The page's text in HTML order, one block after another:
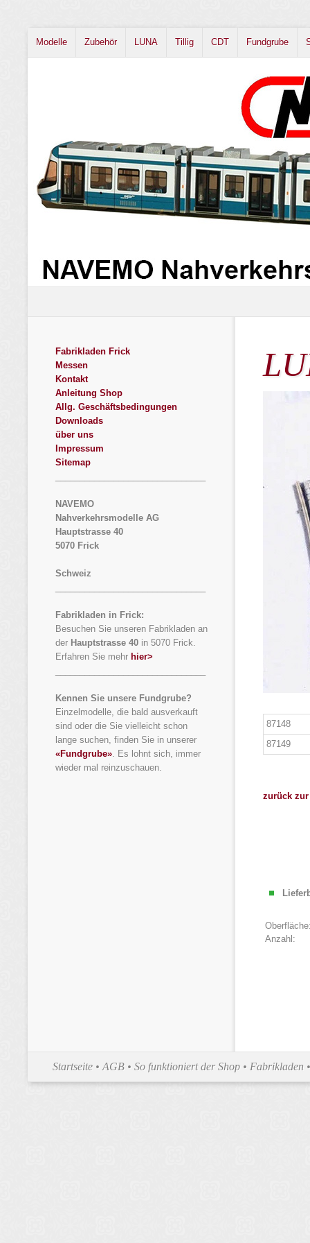
Modelle Zubehör LUNA Tillig CDT Fundgrube
Fabrikladen Frick
Messen
Kontakt
Anleitung Shop
Allg. Geschäftsbedingungen
Downloads
über uns
Impressum
Sitemap
NAVEMO
Nahverkehrsmodelle AG
Hauptstrasse 40
5070 Frick
Schweiz
Fabrikladen in Frick:
Besuchen Sie unseren Fabrikladen an
der Hauptstrasse 40 in 5070 Frick.
Erfahren Sie mehr hier>
Kennen Sie unsere Fundgrube?
Einzelmodelle, die bald ausverkauft
sind oder die Sie vielleicht schon
lange suchen, finden Sie in unserer
«Fundgrube». Es lohnt sich, immer
wieder mal reinzuschauen.
87148
87149
zurück
Anzahl:
Startseite •AGB •So funktioniert der Shop • Fabrikladen